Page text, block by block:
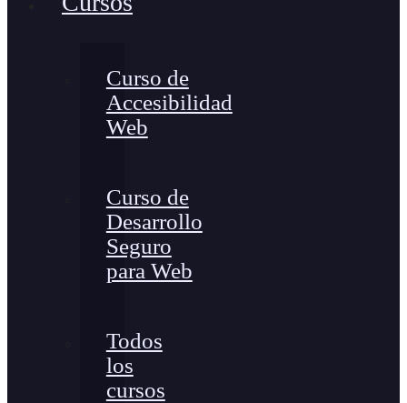
Curso de
Accesibilidad
Web
Curso de
Desarrollo
Seguro
para Web
Todos
los
cursos